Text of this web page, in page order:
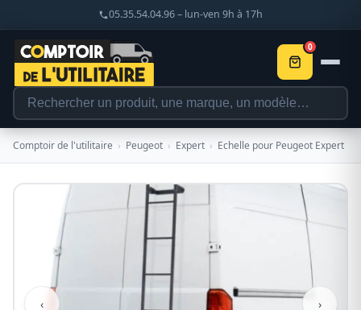
05.35.54.04.96 – lun-ven 9h à 17h
0
Comptoir de l'utilitaire › Peugeot › Expert › Echelle pour Peugeot Expert
‹ ›